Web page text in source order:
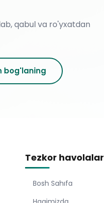
qabul va ro'yxatdan
bog'laning
Tezkor havolalar
Bosh Sahıfa